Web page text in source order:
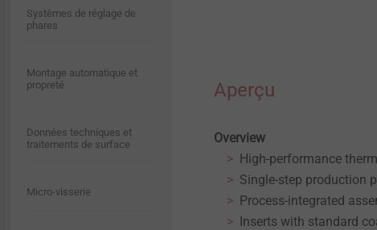
Solutions de fixation pour
systèmes d’ITE
Systèmes de réglage de
phares
Montage automatique et
propreté
Données techniques et
traitements de surface
Micro-visserie
Aperçu
Overview
High-performance
Single-step production
Process-integrated
Inserts with standard